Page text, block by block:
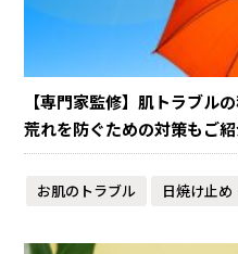
【専門家監修】肌トラブル
荒れを防ぐための対策もご
お肌のトラブル 日焼け止め